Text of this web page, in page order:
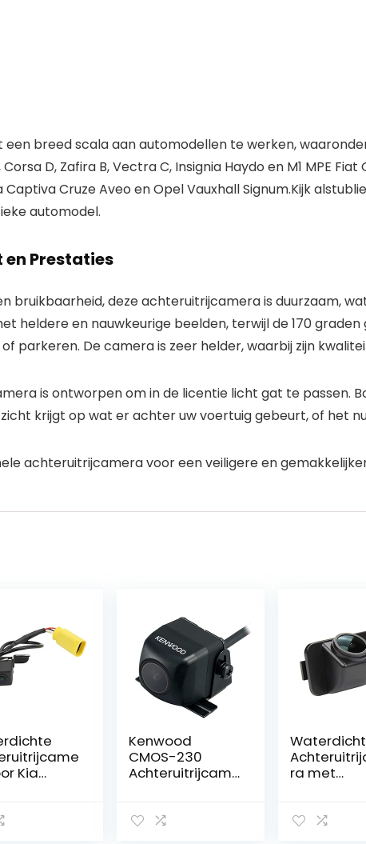
breed scala aan automodellen te werken,
D, Zafira B, Vectra C, Insignia Haydo en M1 MPE
Cruze Aveo en Opel Vauxhall Signum.Kijk
automodel.
Prestaties
bruikbaarheid, deze achteruitrijcamera is duurzaam,
heldere en nauwkeurige beelden, terwijl de 170
parkeren. De camera is zeer helder, waarbij zijn
is ontworpen om in de licentie licht gat te passen.
krijgt op wat er achter uw voertuig gebeurt, of het
achteruitrijcamera voor een veiligere en
Kia
Kenwood
CMOS-230
Achteruitrijcame
zwart
ra met